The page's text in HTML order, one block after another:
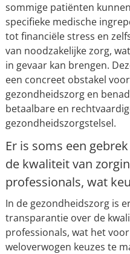
sommige patiënten
specifieke medische
tot financiële stress en
van noodzakelijke zorg,
in gevaar kan brengen.
een concreet obstakel
gezondheidszorg en
betaalbare en
gezondheidszorgstelsel.
Er is soms een
de kwaliteit van
professionals, wat
In de gezondheidszorg is
transparantie over de
professionals, wat het
weloverwogen keuzes te